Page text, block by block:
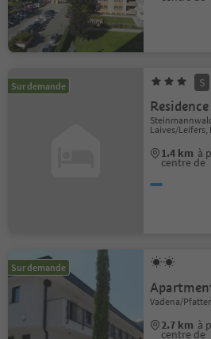
Sur demande S
Laives/
1.4 km à
centre de
Sur demande
Vadena/
2.7 km à
centre de